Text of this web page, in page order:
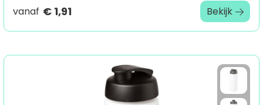
vanaf € 1,91 Bekijk